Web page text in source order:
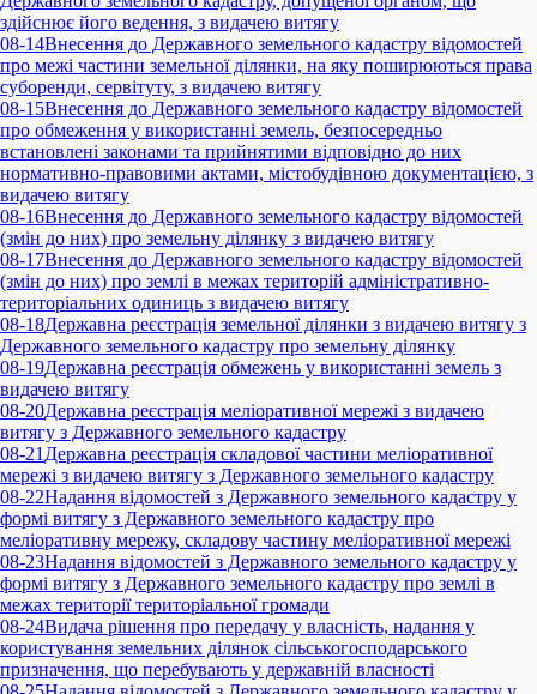
здійснює його ведення, з видачею витягу
08-14Внесення до Державного земельного кадастру відомостей
про межі частини земельної ділянки, на яку поширюються права
суборенди, сервітуту, з видачею витягу
08-15Внесення до Державного земельного кадастру відомостей
про обмеження у використанні земель, безпосередньо
встановлені законами та прийнятими відповідно до них
нормативно-правовими актами, містобудівною документацією, з
видачею витягу
08-16Внесення до Державного земельного кадастру відомостей
(змін до них) про земельну ділянку з видачею витягу
08-17Внесення до Державного земельного кадастру відомостей
(змін до них) про землі в межах територій адміністративно-
територіальних одиниць з видачею витягу
08-18Державна реєстрація земельної ділянки з видачею витягу з
Державного земельного кадастру про земельну ділянку
08-19Державна реєстрація обмежень у використанні земель з
видачею витягу
08-20Державна реєстрація меліоративної мережі з видачею
витягу з Державного земельного кадастру
08-21 Державна реєстрація складової частини меліоративної
мережі з видачею витягу з Державного земельного кадастру
08-22Надання відомостей з Державного земельного кадастру у
формі витягу з Державного земельного кадастру про
меліоративну мережу, складову частину меліоративної мережі
08-23Надання відомостей з Державного земельного кадастру у
формі витягу з Державного земельного кадастру про землі в
межах території територіальної громади
08-24Видача рішення про передачу у власність, надання у
користування земельних ділянок сільськогосподарського
призначення, що перебувають у державній власності